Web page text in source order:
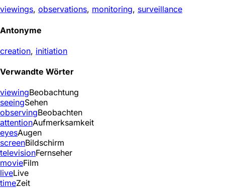
viewings, observations, monitoring, surveillance
Antonyme
creation, initiation
Verwandte Wörter
viewingBeobachtung
seeingSehen
observingBeobachten
attentionAufmerksamkeit
eyesAugen
screenBildschirm
televisionFernseher
movieFilm
liveLive
timeZeit